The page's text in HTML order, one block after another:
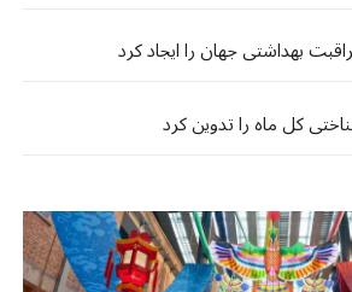
بهداشتی جهان را ایجاد کرد
کل ماه را تدوین کرد